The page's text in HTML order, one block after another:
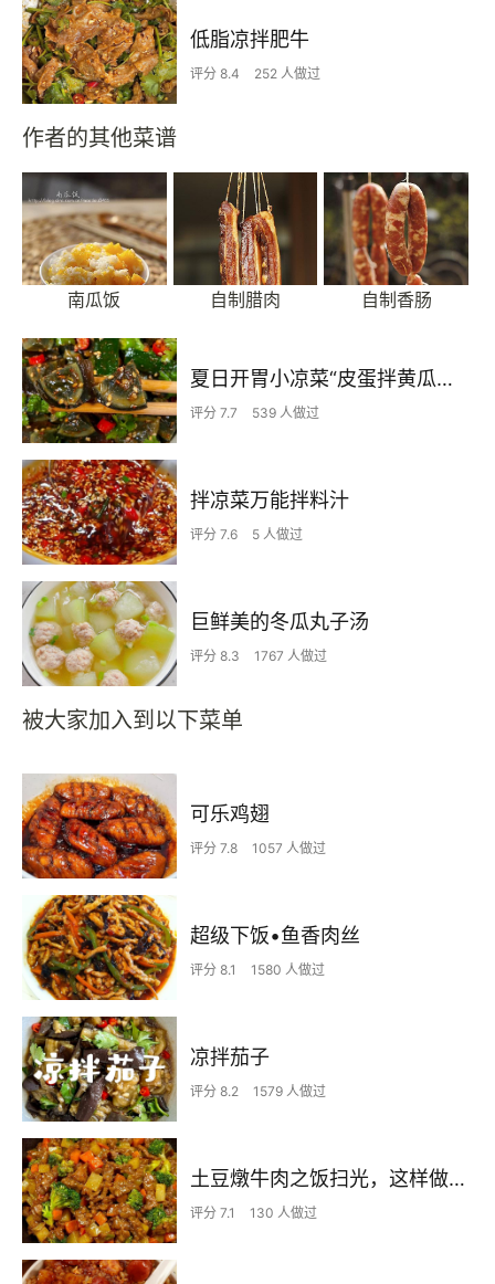
低脂凉拌肥牛
评分 8.4 252 人做过
作者的其他菜谱
南瓜饭 自制腊肉 自制香肠
夏日开胃小凉菜“皮蛋拌黄瓜🥒”开胃减脂
评分 7.7 539 人做过
拌凉菜万能拌料汁
评分 7.6 5 人做过
巨鲜美的冬瓜丸子汤
评分 8.3 1767 人做过
被大家加入到以下菜单
可乐鸡翅
评分 7.8 1057 人做过
超级下饭•鱼香肉丝
评分 8.1 1580 人做过
凉拌茄子
评分 8.2 1579 人做过
土豆燉牛肉之饭扫光，这样做也太香了吧，还没出锅已是浓香四溢了
评分 7.1 130 人做过